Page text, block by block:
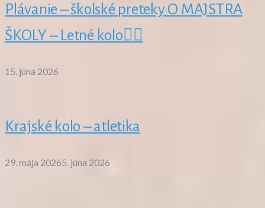
Plávanie – školské preteky O MAJSTRA
ŠKOLY – Letné kolo🏊‍♂️
15. júna 2026
Krajské kolo – atletika
29. mája 20265. júna 2026